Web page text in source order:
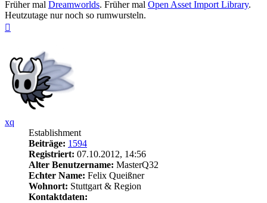
Früher mal Dreamworlds. Früher mal Open Asset Import Library.
Heutzutage nur noch so rumwursteln.
xq
Establishment
Beiträge: 1594
Registriert: 07.10.2012, 14:56
Alter Benutzername: MasterQ32
Echter Name: Felix Queißner
Wohnort: Stuttgart & Region
Kontaktdaten: